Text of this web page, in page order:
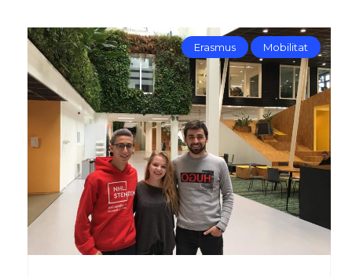
Erasmus Mobilitat